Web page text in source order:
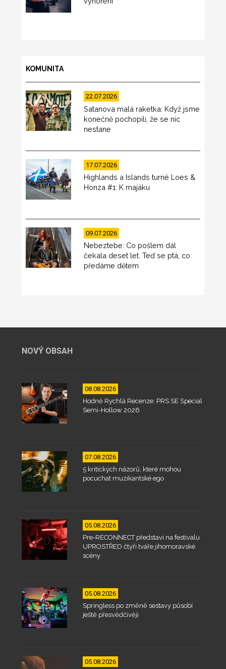
KOMUNITA
22.07.2026
Satanova malá raketka: Když jsme
konečně pochopili, že se nic
nestane
17.07.2026
Highlands a Islands turné Loes &
Honza #1: K majáku
09.07.2026
Nebeztebe: Co pošlem dál
čekala deset let. Teď se ptá, co
předáme dětem
NOVÝ OBSAH
08.08.2026
Hodně Rychlá Recenze: PRS SE Special
Semi-Hollow 2026
07.08.2026
5 kritických názorů, které mohou
pocuchat muzikantské ego
05.08.2026
Pre-RECONNECT představí na festivalu
UPROSTŘED čtyři tváře jihomoravské
scény
05.08.2026
Springless po změně sestavy působí
ještě přesvědčivěji
05.08.2026